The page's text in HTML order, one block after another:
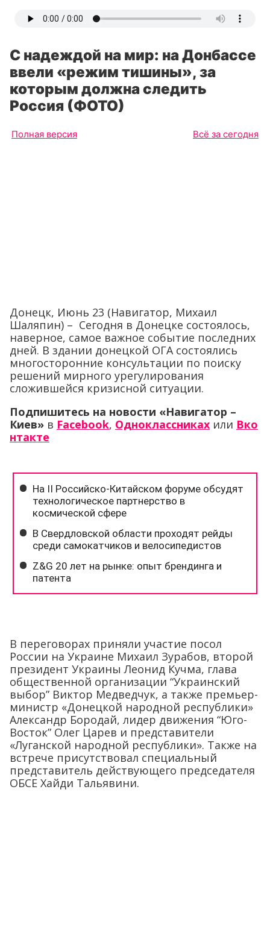
С надеждой на мир: на Донбассе
ввели «режим тишины», за
которым должна следить
Россия (ФОТО)
Полная версия Всё за сегодня
Донецк, Июнь 23 (Навигатор, Михаил
Шаляпин) – Сегодня в Донецке состоялось,
наверное, самое важное событие последних
дней. В здании донецкой ОГА состоялись
многосторонние консультации по поиску
решений мирного урегулирования
сложившейся кризисной ситуации.
Подпишитесь на новости «Навигатор –
Киев» в Facebook, Одноклассниках или Вко
нтакте
В переговорах приняли участие посол
России на Украине Михаил Зурабов, второй
президент Украины Леонид Кучма, глава
общественной организации “Украинский
выбор” Виктор Медведчук, а также премьер-
министр «Донецкой народной республики»
Александр Бородай, лидер движения “Юго-
Восток” Олег Царев и представители
«Луганской народной республики». Также на
встрече присутствовал специальный
представитель действующего председателя
ОБСЕ Хайди Тальявини.